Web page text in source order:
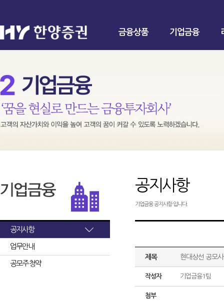
금융상품 기업금융
공지사항
업무안내
공모주 청약
공지사항
기업금융 공지사항 입니다.
제목 현대상선 공모
작성자 기업금융1팀
첨부